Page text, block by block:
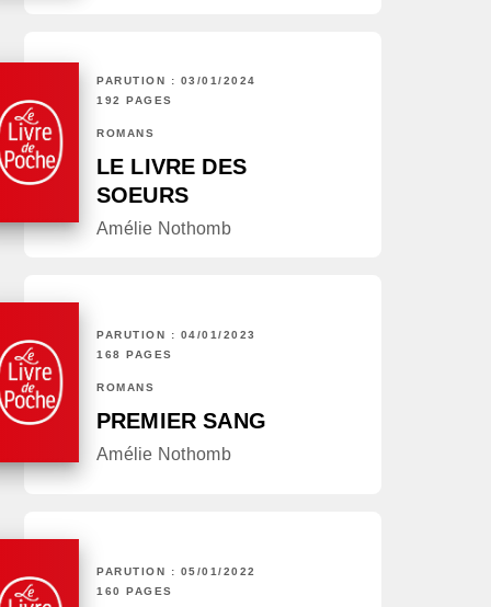
PARUTION : 03/01/2024
192 PAGES
ROMANS
LE LIVRE DES
SOEURS
Amélie Nothomb
PARUTION : 04/01/2023
168 PAGES
ROMANS
PREMIER SANG
Amélie Nothomb
PARUTION : 05/01/2022
160 PAGES